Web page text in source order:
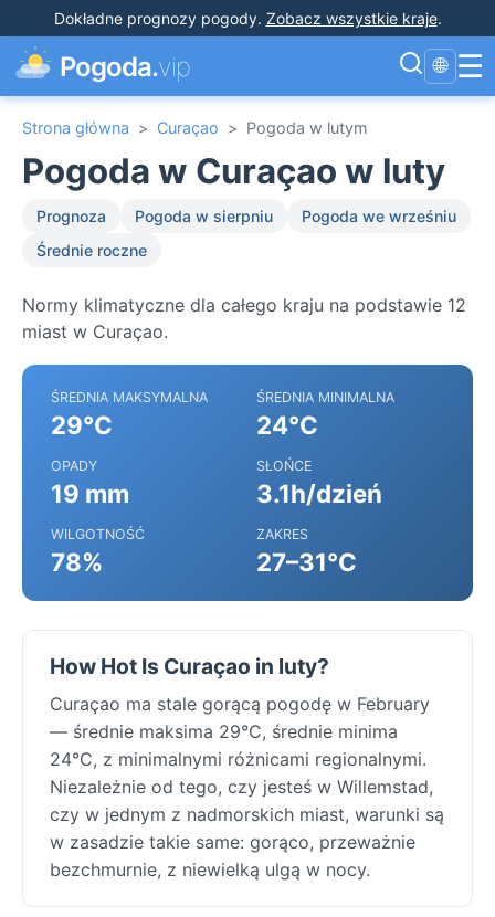
Dokładne prognozy pogody. Zobacz wszystkie kraje.
Pogoda.vip 🌐 ☰
Strona główna > Curaçao > Pogoda w lutym
Pogoda w Curaçao w luty
Prognoza Pogoda w sierpniu
Pogoda we wrześniu
Średnie roczne
Normy klimatyczne dla całego kraju na podstawie 12
miast w Curaçao.
ŚREDNIA MAKSYMALNA
29°C
ŚREDNIA MINIMALNA
24°C
OPADY
19 mm
SŁOŃCE
3.1h/dzień
WILGOTNOŚĆ
78%
ZAKRES
27–31°C
How Hot Is Curaçao in luty?
Curaçao ma stale gorącą pogodę w February
— średnie maksima 29°C, średnie minima
24°C, z minimalnymi różnicami regionalnymi.
Niezależnie od tego, czy jesteś w Willemstad,
czy w jednym z nadmorskich miast, warunki są
w zasadzie takie same: gorąco, przeważnie
bezchmurnie, z niewielką ulgą w nocy.